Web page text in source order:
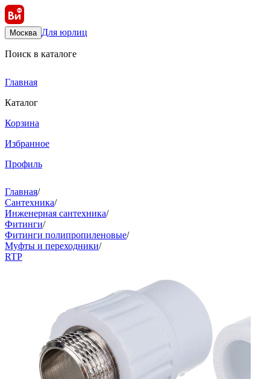
Москва Для юрлиц
Поиск в каталоге
Главная
Каталог
Корзина
Избранное
Профиль
Главная/
Сантехника/
Инженерная сантехника/
Фитинги/
Фитинги полипропиленовые/
Муфты и переходники/
RTP